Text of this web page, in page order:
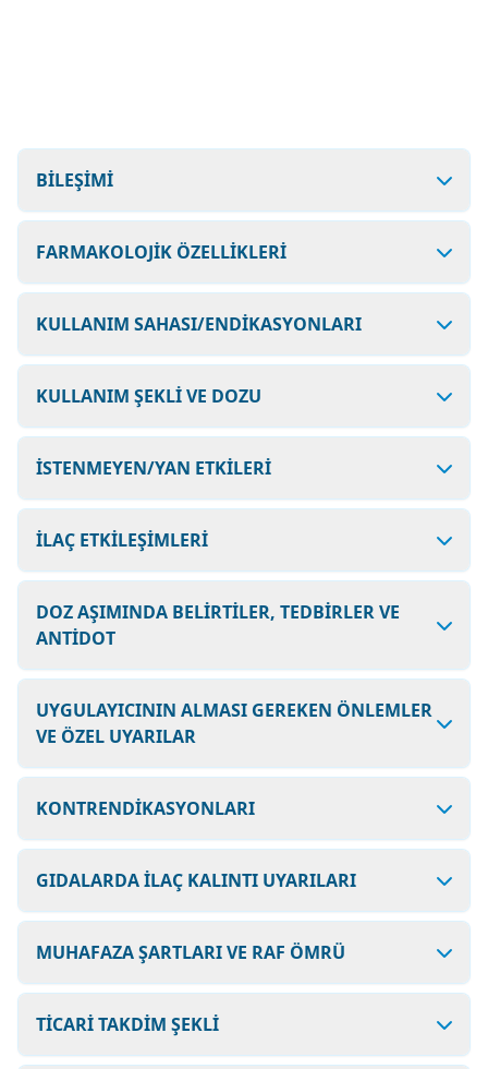
BİLEŞİMİ
FARMAKOLOJİK ÖZELLİKLERİ
KULLANIM SAHASI/ENDİKASYONLARI
KULLANIM ŞEKLİ VE DOZU
İSTENMEYEN/YAN ETKİLERİ
İLAÇ ETKİLEŞİMLERİ
DOZ AŞIMINDA BELİRTİLER, TEDBİRLER VE
ANTİDOT
UYGULAYICININ ALMASI GEREKEN ÖNLEMLER
VE ÖZEL UYARILAR
KONTRENDİKASYONLARI
GIDALARDA İLAÇ KALINTI UYARILARI
MUHAFAZA ŞARTLARI VE RAF ÖMRÜ
TİCARİ TAKDİM ŞEKLİ